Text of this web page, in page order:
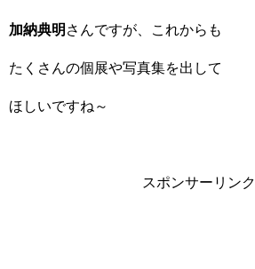
加納典明 さんですが、これからも
たくさんの個展や写真集を出して
ほしいですね～
スポンサーリンク